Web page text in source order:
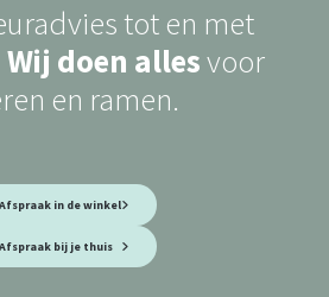
tot en met
Wij doen allesvoor
en ramen.
Afspraak in de winkel
Afspraak bij je thuis